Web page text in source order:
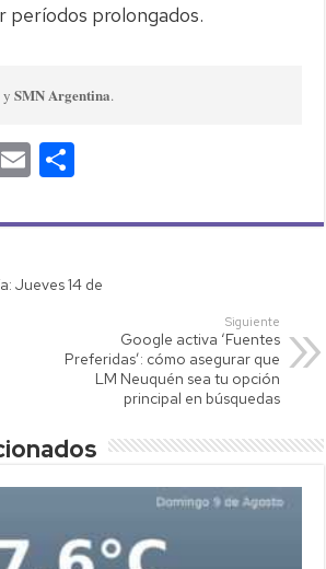
períodos prolongados.
ySMN Argentina.
E
ail m
ar
Jueves 14 de
Siguiente
Google activa ‘Fuentes
Preferidas’: cómo asegurar que
LM Neuquén sea tu opción
principal en búsquedas